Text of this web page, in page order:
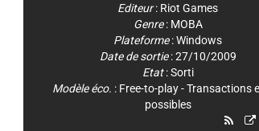
Editeur: Riot Games
Genre: MOBA
Plateforme:Windows
Date de sortie: 27/10/2009
Etat: Sorti
Modèle éco. : Free-to-play - Transactions
possibles